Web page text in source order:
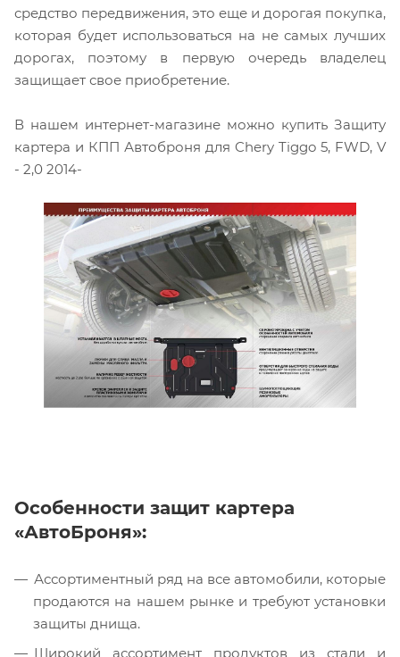
средство передвижения, это еще и дорогая покупка,
которая будет использоваться на не самых лучших
дорогах, поэтому в первую очередь владелец
защищает свое приобретение.
В нашем интернет-магазине можно купить Защиту
картера и КПП Автоброня для Chery Tiggo 5, FWD, V
- 2,0 2014-
Особенности защит картера
«АвтоБроня»:
Ассортиментный ряд на все автомобили, которые
продаются на нашем рынке и требуют установки
защиты днища.
Широкий ассортимент продуктов из стали и